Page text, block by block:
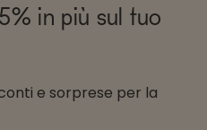
in più sul tuo
e sorprese per la